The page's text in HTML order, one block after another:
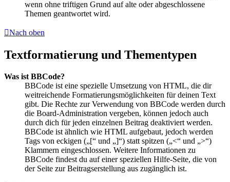
wenn ohne triftigen Grund auf alte oder abgeschlossene
Themen geantwortet wird.
Nach oben
Textformatierung und Thementypen
Was ist BBCode?
BBCode ist eine spezielle Umsetzung von HTML, die dir
weitreichende Formatierungsmöglichkeiten für deinen Text
gibt. Die Rechte zur Verwendung von BBCode werden durch
die Board-Administration vergeben, können jedoch auch
durch dich für jeden einzelnen Beitrag deaktiviert werden.
BBCode ist ähnlich wie HTML aufgebaut, jedoch werden
Tags von eckigen („[“ und „]“) statt spitzen („<“ und „>“)
Klammern eingeschlossen. Weitere Informationen zu
BBCode findest du auf einer speziellen Hilfe-Seite, die von
der Seite zur Beitragserstellung aus zugänglich ist.